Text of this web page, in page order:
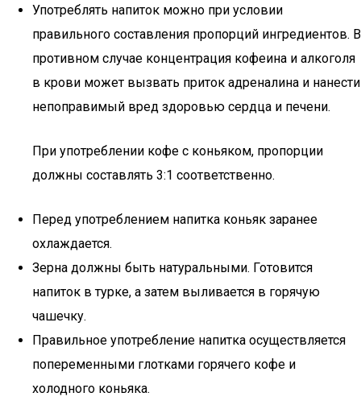
Употреблять напиток можно при условии
правильного составления пропорций ингредиентов. В
противном случае концентрация кофеина и алкоголя
в крови может вызвать приток адреналина и нанести
непоправимый вред здоровью сердца и печени.
При употреблении кофе с коньяком, пропорции
должны составлять 3:1 соответственно.
Перед употреблением напитка коньяк заранее
охлаждается.
Зерна должны быть натуральными. Готовится
напиток в турке, а затем выливается в горячую
чашечку.
Правильное употребление напитка осуществляется
попеременными глотками горячего кофе и
холодного коньяка.